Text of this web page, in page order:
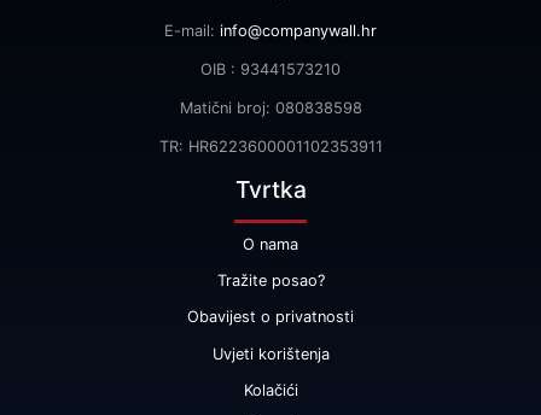
E-mail: info@companywall.hr
OIB : 93441573210
Matični broj: 080838598
TR: HR6223600001102353911
Tvrtka
O nama
Tražite posao?
Obavijest o privatnosti
Uvjeti korištenja
Kolačići